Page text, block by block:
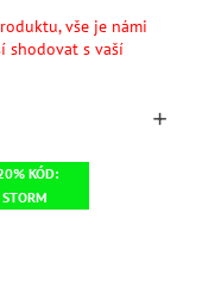
vše je námi
shodovat s vaší
KÓD:
STORM